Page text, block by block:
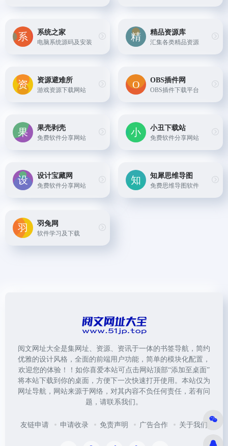
系统之家
电脑系统源码及安装
精品资源库
汇集各类精品资源
资源避难所
游戏资源下载网站
OBS插件网
OBS插件下载平台
果壳剥壳
免费软件分享网站
小丑下载站
免费软件分享网站
设计宝藏网
免费软件分享网站
知犀思维导图
免费思维导图软件
羽兔网
软件学习及下载
阅文网址大全是集网址、资源、资讯于一体的书签导航，简约
优雅的设计风格，全面的前端用户功能，简单的模块化配置，
欢迎您的体验！！如你喜爱本站可点击网站顶部“添加至桌面”
将本站下载到你的桌面，方便下一次快速打开使用。本站仅为
网址导航，网站来源于网络，对其内容不负任何责任，若有问
题，请联系我们。
友链申请 申请收录 免责声明 广告合作 关于我们